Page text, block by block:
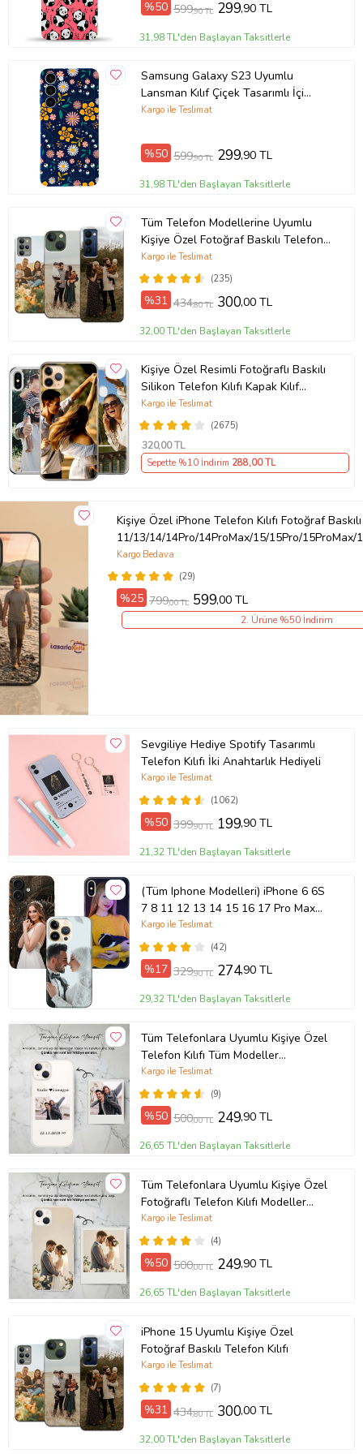
Ürün Kodu:kcm31348736
%50 599,90 TL 299,90 TL
31,98 TL'den Başlayan Taksitlerle
Samsung Galaxy S23 Uyumlu
Lansman Kılıf Çiçek Tasarımlı İçi
Kadife Kapak-Koyu Mavi (Şeffaf)
Kargo ile Teslimat
%50 599,90 TL 299,90 TL
31,98 TL'den Başlayan Taksitlerle
Tüm Telefon Modellerine Uyumlu
Kişiye Özel Fotoğraf Baskılı Telefon
Kılıfı
(235)
Kargo ile Teslimat
%31 434,80 TL 300,00 TL
32,00 TL'den Başlayan Taksitlerle
Kişiye Özel Resimli Fotoğraflı Baskılı
Silikon Telefon Kılıfı Kapak Kılıf
(Telefon Modelleri Açıklamada)
(2675)
Kargo ile Teslimat
320,00 TL
Sepette %10 İndirim 288,00 TL
Kişiye Özel iPhone Telefon Kılıfı Fotoğraf Baskılı
11/13/14/14Pro/14ProMax/15/15Pro/
(29)
Kargo Bedava
%25 799,00 TL 599,00 TL
2. Ürüne %50 İndirim
Sevgiliye Hediye Spotify Tasarımlı
Telefon Kılıfı İki Anahtarlık Hediyeli
(1062)
Kargo ile Teslimat
%50 399,90 TL 199,90 TL
21,32 TL'den Başlayan Taksitlerle
(Tüm Iphone Modelleri) iPhone 6 6S
7 8 11 12 13 14 15 16 17 Pro Max
Plus Mini Kişiye Özel Resimli
Fotoğraflı Kılıf(42)
Kargo ile Teslimat
%17 329,90 TL 274,90 TL
29,32 TL'den Başlayan Taksitlerle
Tüm Telefonlara Uyumlu Kişiye Özel
Telefon Kılıfı Tüm Modeller
Açıklamada
(9)
Kargo ile Teslimat
%50 500,00 TL 249,90 TL
26,65 TL'den Başlayan Taksitlerle
Tüm Telefonlara Uyumlu Kişiye Özel
Fotoğraflı Telefon Kılıfı Modeller
Açıklamada
(4)
Kargo ile Teslimat
%50 500,00 TL 249,90 TL
26,65 TL'den Başlayan Taksitlerle
iPhone 15 Uyumlu Kişiye Özel
Fotoğraf Baskılı Telefon Kılıfı
(7)
Kargo ile Teslimat
%31 434,80 TL 300,00 TL
32,00 TL'den Başlayan Taksitlerle